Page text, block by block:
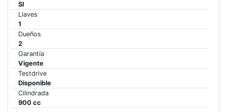
NEWTRIDENT 800
RX
STREET TRIPLE 765 RX
Precio desde $15.890.000
SI
Llaves
1
Dueños
2
Garantía
Vigente
Testdrive
Disponible
Cilindrada
900 cc